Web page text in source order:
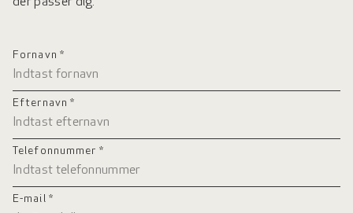
der passer dig.
Fornavn *
Efternavn *
Telefonnummer *
E-mail *